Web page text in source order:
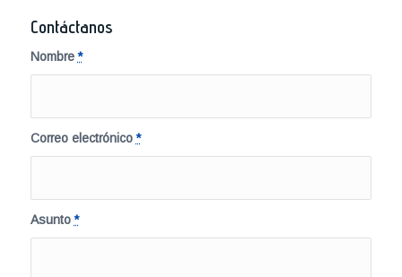
Contáctanos
Nombre*
Correo electrónico*
Asunto*